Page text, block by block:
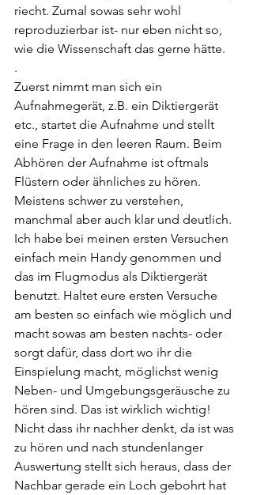
riecht. Zumal sowas sehr wohl
reproduzierbar ist- nur eben nicht so,
wie die Wissenschaft das gerne hätte.
.
Zuerst nimmt man sich ein
Aufnahmegerät, z.B. ein Diktiergerät
etc., startet die Aufnahme und stellt
eine Frage in den leeren Raum. Beim
Abhören der Aufnahme ist oftmals
Flüstern oder ähnliches zu hören.
Meistens schwer zu verstehen,
manchmal aber auch klar und deutlich.
Ich habe bei meinen ersten Versuchen
einfach mein Handy genommen und
das im Flugmodus als Diktiergerät
benutzt. Haltet eure ersten Versuche
am besten so einfach wie möglich und
macht sowas am besten nachts- oder
sorgt dafür, dass dort wo ihr die
Einspielung macht, möglichst wenig
Neben- und Umgebungsgeräusche zu
hören sind. Das ist wirklich wichtig!
Nicht dass ihr nachher denkt, da ist was
zu hören und nach stundenlanger
Auswertung stellt sich heraus, dass der
Nachbar gerade ein Loch gebohrt hat